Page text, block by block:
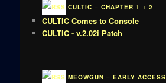
CULTIC – CHAPTER 1 + 2
CULTIC Comes to Console
CULTIC - v.2.02i Patch
MEOWGUN – EARLY ACCESS